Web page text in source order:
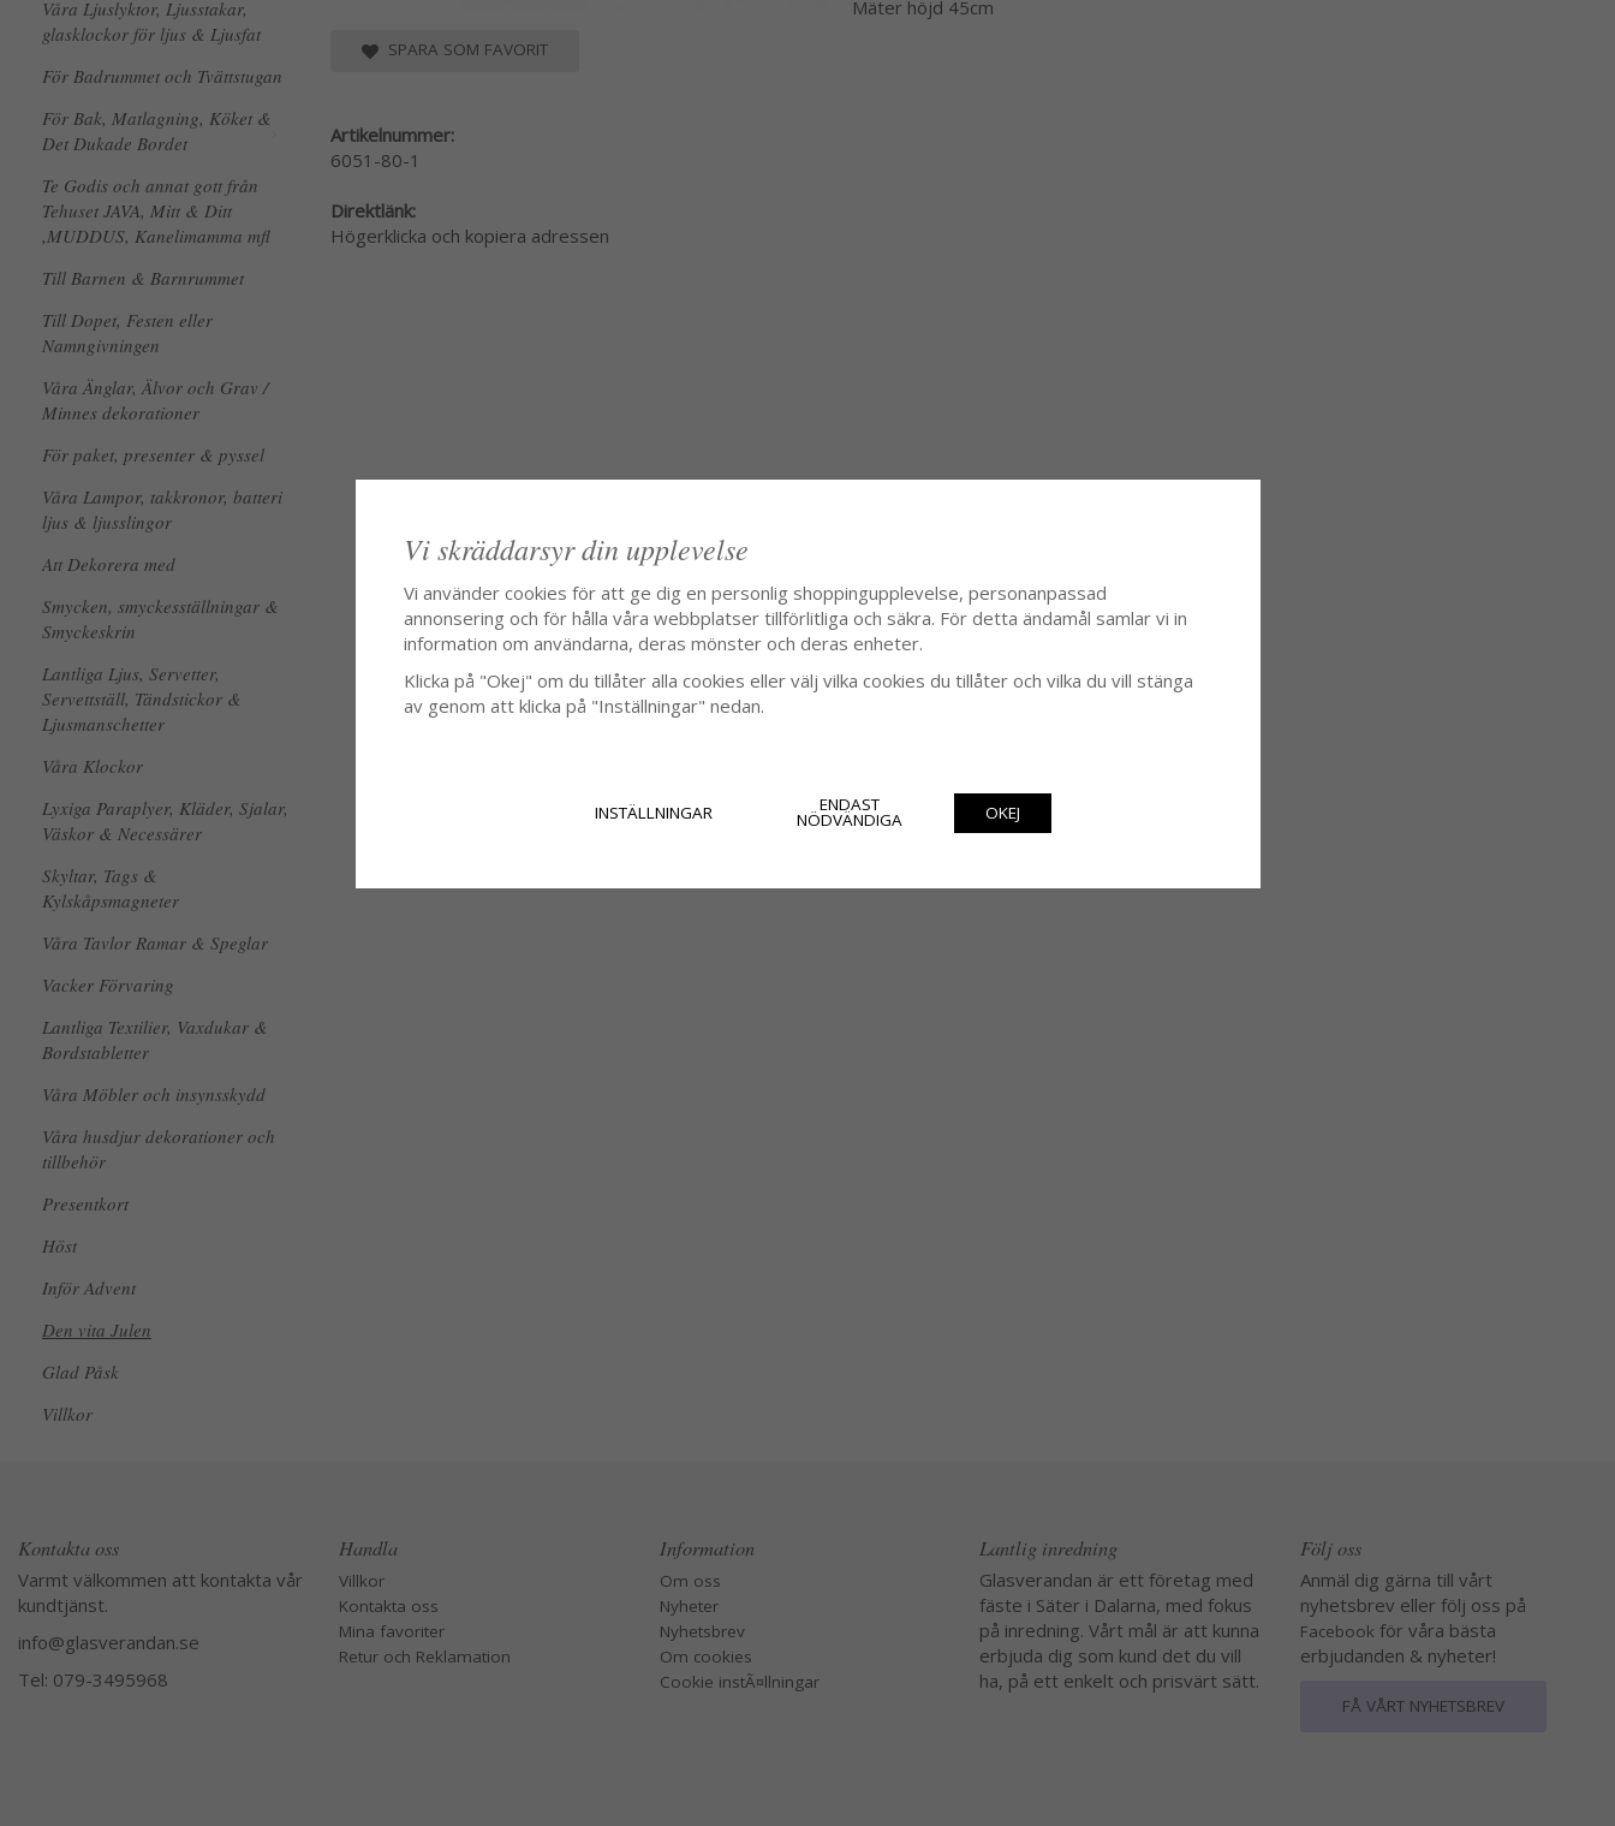
Våra Ljuslyktor, Ljusstakar,
glasklockor för ljus & Ljusfat
För Badrummet och Tvättstugan
För Bak, Matlagning, Köket &
Det Dukade Bordet
Te Godis och annat gott från
Tehuset JAVA, Mitt & Ditt
,MUDDUS, Kanelimamma mfl
Till Barnen & Barnrummet
Till Dopet, Festen eller
Namngivningen
Våra Änglar, Älvor och Grav /
Minnes dekorationer
För paket, presenter & pyssel
Våra Lampor, takkronor, batteri
ljus & ljusslingor
Att Dekorera med
Smycken, smyckesställningar &
Smyckeskrin
Lantliga Ljus, Servetter,
Servettställ, Tändstickor &
Ljusmanschetter
Våra Klockor
Lyxiga Paraplyer, Kläder, Sjalar,
Väskor & Necessärer
Skyltar, Tags &
Kylskåpsmagneter
Våra Tavlor Ramar & Speglar
Vacker Förvaring
Lantliga Textilier, Vaxdukar &
Bordstabletter
Våra Möbler och insynsskydd
Våra husdjur dekorationer och
tillbehör
Presentkort
Höst
Inför Advent
Den vita Julen
Glad Påsk
Villkor
Mäter höjd 45cm
SPARA SOM FAVORIT
Artikelnummer:
6051-80-1
Direktlänk:
Högerklicka och kopiera adressen
Kontakta oss
Varmt välkommen att kontakta vår
kundtjänst.
info@glasverandan.se
Tel: 079-3495968
Handla
Villkor
Kontakta oss
Mina favoriter
Retur och Reklamation
Information
Om oss
Nyheter
Nyhetsbrev
Om cookies
Cookie instÃ¤llningar
Lantlig inredning
Glasverandan är ett företag med
fäste i Säter i Dalarna, med fokus
på inredning. Vårt mål är att kunna
erbjuda dig som kund det du vill
ha, på ett enkelt och prisvärt sätt.
Följ oss
Anmäl dig gärna till vårt
nyhetsbrev eller följ oss på
Facebook för våra bästa
erbjudanden & nyheter!
FÅ VÅRT NYHETSBREV
Vi skräddarsyr din upplevelse
Vi använder cookies för att ge dig en personlig shoppingupplevelse, personanpassad
annonsering och för hålla våra webbplatser tillförlitliga och säkra. För detta ändamål samlar vi in
information om användarna, deras mönster och deras enheter.
Klicka på "Okej" om du tillåter alla cookies eller välj vilka cookies du tillåter och vilka du vill stänga
av genom att klicka på "Inställningar" nedan.
INSTÄLLNINGAR ENDAST
NÖDVÄNDIGA OKEJ